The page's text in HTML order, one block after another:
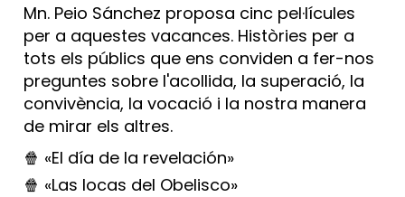
Mn. Peio Sánchez proposa cinc pel·lícules
per a aquestes vacances. Històries per a
tots els públics que ens conviden a fer-nos
preguntes sobre l'acollida, la superació, la
convivència, la vocació i la nostra manera
de mirar els altres.
🍿 «El día de la revelación»
🍿 «Las locas del Obelisco»